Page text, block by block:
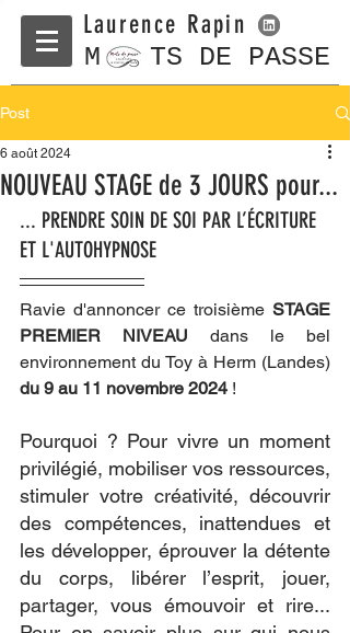
Laurence Rapin
M TS DE PASSE
Post
NOUVEAU STAGE de 3 JOURS pour...
6 août 2024
... PRENDRE SOIN DE SOI PAR L’ÉCRITURE
ET L'AUTOHYPNOSE
Ravie d'annoncer ce troisième STAGE
PREMIER NIVEAU dans le bel
du 9 au 11 novembre 2024 !
Pourquoi ? Pour vivre un moment
privilégié, mobiliser vos ressources,
stimuler votre créativité, découvrir
des compétences, inattendues et
les développer, éprouver la détente
du corps, libérer l’esprit, jouer,
partager, vous émouvoir et rire...